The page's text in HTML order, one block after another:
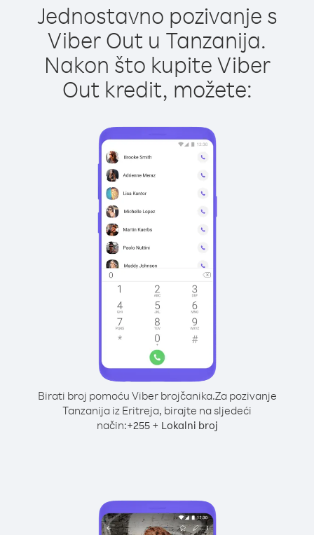
Jednostavno pozivanje s
Viber Out u Tanzanija.
Nakon što kupite Viber
Out kredit, možete:
Birati broj pomoću Viber brojčanika.Za pozivanje
Tanzanija iz Eritreja, birajte na sljedeći
način:+255+ Lokalni broj